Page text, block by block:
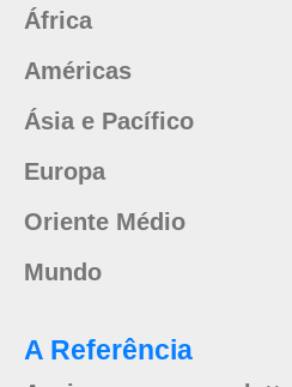
África
Américas
Ásia e Pacífico
Europa
Oriente Médio
Mundo
A Referência